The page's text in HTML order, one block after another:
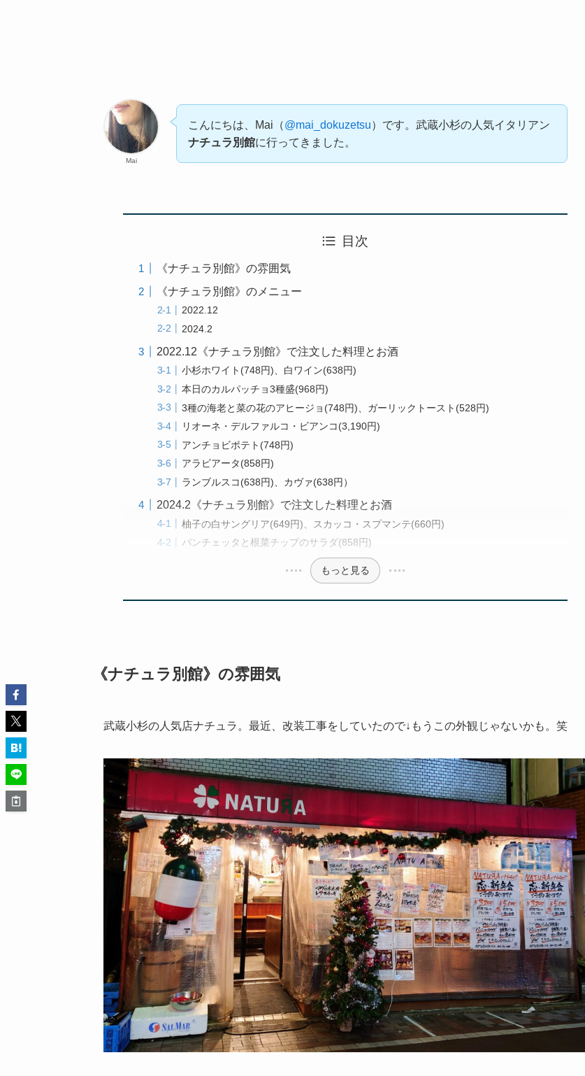
Mai
こんにちは、Mai（@mai_dokuzetsu）です。武蔵小杉の人気イタリアン
ナチュラ別館に行ってきました。
目次
《ナチュラ別館》の雰囲気
《ナチュラ別館》のメニュー
2022.12
2024.2
2022.12《ナチュラ別館》で注文した料理とお酒
小杉ホワイト(748円)、白ワイン(638円)
本日のカルパッチョ3種盛(968円)
3種の海老と菜の花のアヒージョ(748円)、ガーリックトースト(528円)
リオーネ・デルファルコ・ビアンコ(3,190円)
アンチョビポテト(748円)
アラビアータ(858円)
ランブルスコ(638円)、カヴァ(638円）
2024.2《ナチュラ別館》で注文した料理とお酒
柚子の白サングリア(649円)、スカッコ・スプマンテ(660円)
パンチェッタと根菜チップのサラダ(858円)
もっと見る
《ナチュラ別館》の雰囲気
武蔵小杉の人気店ナチュラ。最近、改装工事をしていたので↓もうこの外観じゃないかも。笑